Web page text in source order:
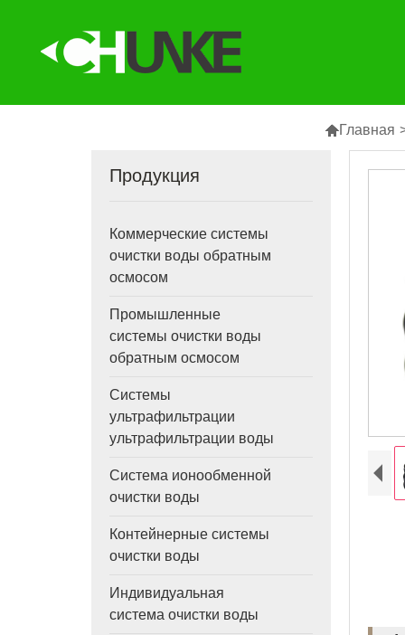
Главная
Продукция
Коммерческие системы
очистки воды обратным
осмосом
Промышленные
системы очистки воды
обратным осмосом
Системы
ультрафильтрации
ультрафильтрации воды
Система ионообменной
очистки воды
Контейнерные системы
очистки воды
Индивидуальная
система очистки воды